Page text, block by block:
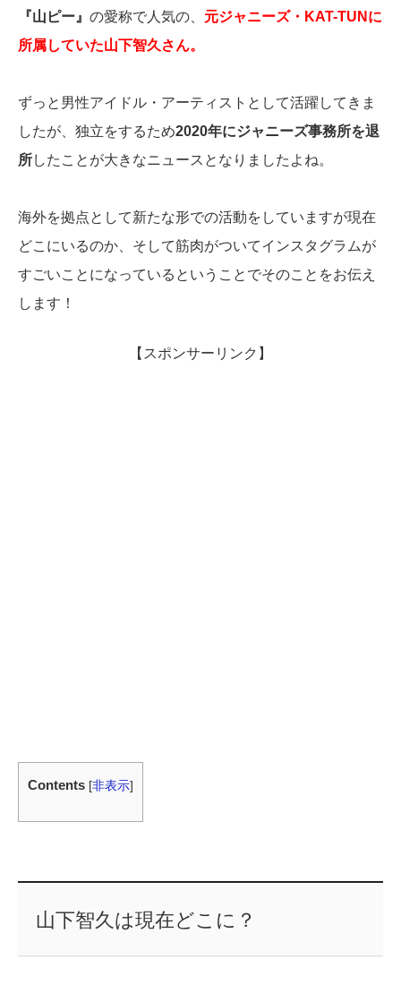
『山ピー』 の愛称で人気の、 元ジャニーズ・KAT-TUNに
所属していた山下智久さん。
ずっと男性アイドル・アーティストとして活躍してきま
したが、独立をするため2020年にジャニーズ事務所を退
所したことが大きなニュースとなりましたよね。
海外を拠点として新たな形での活動をしていますが現在
どこにいるのか、そして筋肉がついてインスタグラムが
すごいことになっているということでそのことをお伝え
します！
【スポンサーリンク】
Contents [非表示]
山下智久は現在どこに？